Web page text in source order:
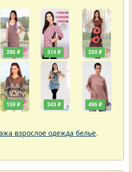
286 ₽
159 ₽
314 ₽
343 ₽
250 ₽
495 ₽
взрослое одежда белье.